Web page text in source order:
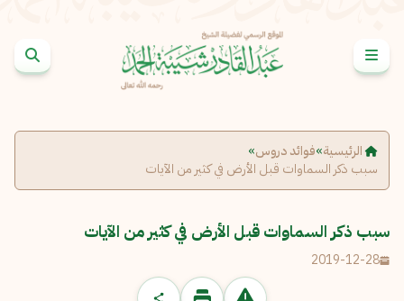
الرئيسية»فوائد دروس»
سبب ذكر السماوات قبل الأرض في كثير من الآيات
سبب ذكر السماوات قبل الأرض في كثير من الآيات
2019-12-28
الإبلاغ عن مشكلة
البريد الإلكتروني*
الرسالة
نسخ